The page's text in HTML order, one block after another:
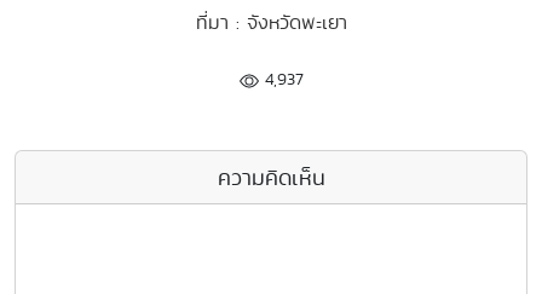
ที่มา : จังหวัดพะเยา
4,937
ความคิดเห็น